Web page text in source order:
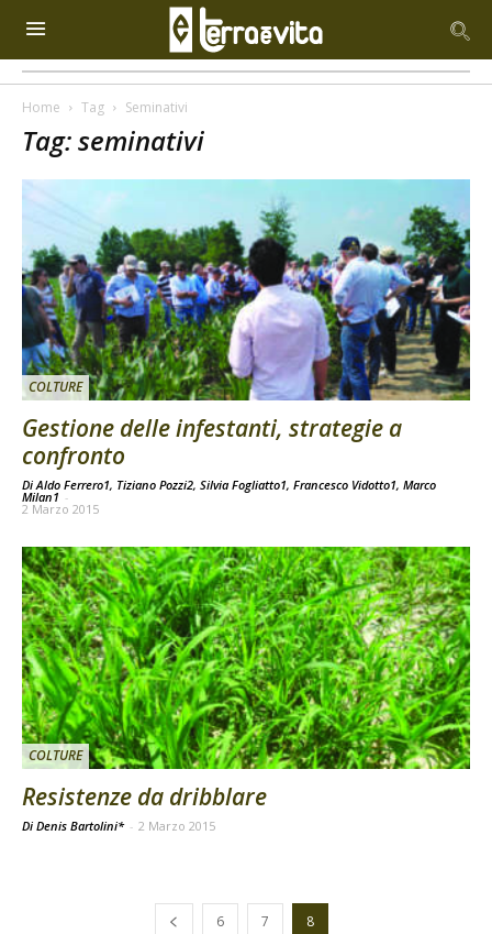
Home Tag Seminativi
Tag: seminativi
COLTURE
Gestione delle infestanti, strategie a
confronto
Di Aldo Ferrero1, Tiziano Pozzi2, Silvia Fogliatto1, Francesco Vidotto1, Marco
Milan1 -
2 Marzo 2015
COLTURE
Resistenze da dribblare
Di Denis Bartolini* - 2 Marzo 2015
6 7 8